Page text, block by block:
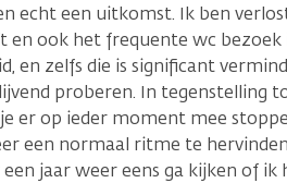
echt een uitkomst. Ik ben
ook het frequente wc bezoek
en zelfs die is significant
proberen. In tegenstelling
er op ieder moment mee
een normaal ritme te
jaar weer eens ga kijken of